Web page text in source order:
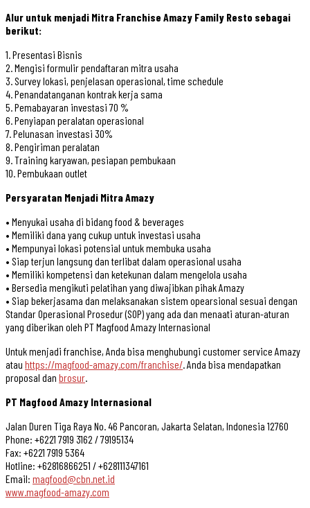
Alur untuk menjadi Mitra Franchise Amazy Family Resto sebagai
berikut:
1. Presentasi Bisnis
2. Mengisi formulir pendaftaran mitra usaha
3. Survey lokasi, penjelasan operasional, time schedule
4. Penandatanganan kontrak kerja sama
5. Pemabayaran investasi 70 %
6. Penyiapan peralatan operasional
7. Pelunasan investasi 30%
8. Pengiriman peralatan
9. Training karyawan, pesiapan pembukaan
10. Pembukaan outlet
Persyaratan Menjadi Mitra Amazy
• Menyukai usaha di bidang food & beverages
• Memiliki dana yang cukup untuk investasi usaha
• Mempunyai lokasi potensial untuk membuka usaha
• Siap terjun langsung dan terlibat dalam operasional usaha
• Memiliki kompetensi dan ketekunan dalam mengelola usaha
• Bersedia mengikuti pelatihan yang diwajibkan pihak Amazy
• Siap bekerjasama dan melaksanakan sistem opearsional sesuai dengan
Standar Operasional Prosedur (SOP) yang ada dan menaati aturan-aturan
yang diberikan oleh PT Magfood Amazy Internasional
Untuk menjadi franchise, Anda bisa menghubungi customer service Amazy
atau https://magfood-amazy.com/franchise/ . Anda bisa mendapatkan
proposal dan brosur
PT Magfood Amazy Internasional
Jalan Duren Tiga Raya No. 46 Pancoran, Jakarta Selatan, Indonesia 12760
Phone: +6221 7919 3162 / 79195134
Fax: +6221 7919 5364
Hotline: +62816866251 / +628111347161
Email: magfood@cbn.net.id
www.magfood-amazy.com